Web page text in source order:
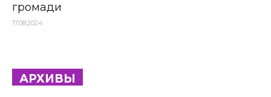
громади
17.08.2024
АРХИВЫ